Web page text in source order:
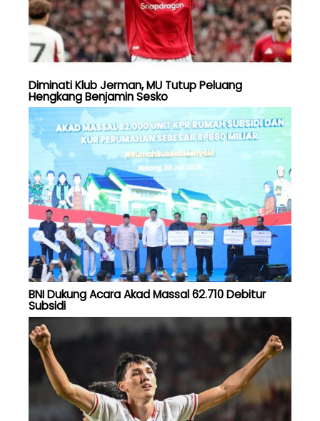
Diminati Klub Jerman, MU Tutup Peluang
Hengkang Benjamin Sesko
BNI Dukung Acara Akad Massal 62.710 Debitur
Subsidi